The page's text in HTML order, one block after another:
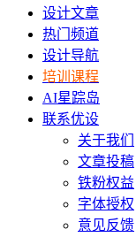
设计文章
热门频道
设计导航
培训课程
AI星踪岛
联系优设
关于我们
文章投稿
铁粉权益
字体授权
意见反馈